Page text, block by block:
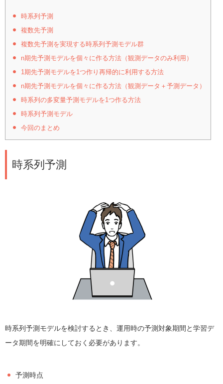
時系列予測
複数先予測
複数先予測を実現する時系列予測モデル群
n期先予測モデルを個々に作る方法（観測データのみ利用）
1期先予測モデルを1つ作り再帰的に利用する方法
n期先予測モデルを個々に作る方法（観測データ＋予測データ）
時系列の多変量予測モデルを1つ作る方法
時系列予測モデル
今回のまとめ
時系列予測
時系列予測モデルを検討するとき、運用時の予測対象期間と学習デ
ータ期間を明確にしておく必要があります。
予測時点